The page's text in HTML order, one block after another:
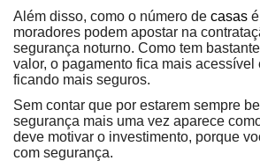
Além disso, como o número de casas
moradores podem apostar na
segurança noturno. Como tem
valor, o pagamento fica mais acessível
ficando mais seguros.
Sem contar que por estarem sempre
segurança mais uma vez aparece
deve motivar o investimento, porque
com segurança.